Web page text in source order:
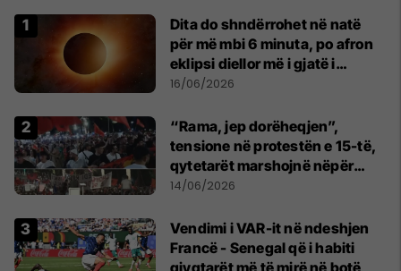
Dita do shndërrohet në natë
për më mbi 6 minuta, po afron
eklipsi diellor më i gjatë i
shekullit të 21-të
16/06/2026
“Rama, jep dorëheqjen”,
tensione në protestën e 15-të,
qytetarët marshojnë nëpër
kryeqytet
14/06/2026
Vendimi i VAR-it në ndeshjen
Francë - Senegal që i habiti
gjyqtarët më të mirë në botë